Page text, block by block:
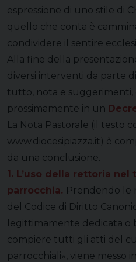
espressione di uno stile di
quello che conta è
condividere il sentire
Alla fine della
diversi interventi da parte di
tutto, nota e suggerimenti,
prossimamente in un
La Nota Pastorale (il testo
www.diocesipiazza.it) è
da una conclusione.
1. L’uso della rettoria
parrocchia. Prendendo le
del Codice di Diritto
legittimamente dedicata o
compiere tutti gli atti del
parrocchiali», viene messo